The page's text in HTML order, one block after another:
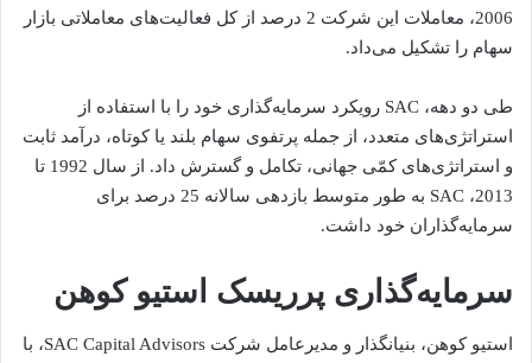
2006، معاملات این شرکت 2 درصد از کل فعالیت‌های معاملاتی بازار
سهام را تشکیل می‌داد.
طی دو دهه، SAC رویکرد سرمایه‌گذاری خود را با استفاده از
استراتژی‌های متعدد، از جمله پرتفوی سهام بلند یا کوتاه، درآمد ثابت
و استراتژی‌های کمّی جهانی، تکامل و گسترش داد. از سال 1992 تا
2013، SAC به طور متوسط بازدهی سالانه 25 درصد برای
سرمایه‌گذاران خود داشت.
سرمایه‌گذاری پرریسک استیو کوهن
استیو کوهن، بنیانگذار و مدیرعامل شرکت SAC Capital Advisors، با